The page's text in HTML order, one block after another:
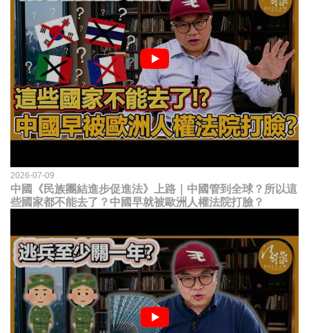
2026-07-09
中國《民族團結進步促進法》上路｜中國管到全球？所以這
些國家都不能去了？中國早就被歐洲人權法院打臉？